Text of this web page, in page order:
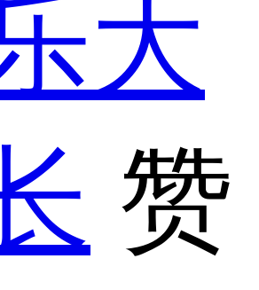
大
赞